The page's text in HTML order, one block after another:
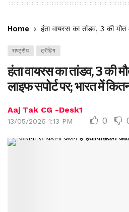
Home हंता वायरस का तांडव, 3 की
राष्ट्रीय ट्रेंडिंग
हंता वायरस का तांडव, 3 की
लाइफ सपोर्ट पर; भारत में
Aaj Tak CG -Desk1
13/05/2026 1:13 PM 0